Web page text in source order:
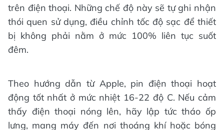
trên điện thoại. Những chế độ này sẽ tự ghi nhận
thói quen sử dụng, điều chỉnh tốc độ sạc để thiết
bị không phải nằm ở mức 100% liên tục suốt
đêm.
Theo hướng dẫn từ Apple, pin điện thoại hoạt
động tốt nhất ở mức nhiệt 16-22 độ C. Nếu cảm
thấy điện thoại nóng lên, hãy lập tức tháo ốp
lưng, mang máy đến nơi thoáng khí hoặc bóng